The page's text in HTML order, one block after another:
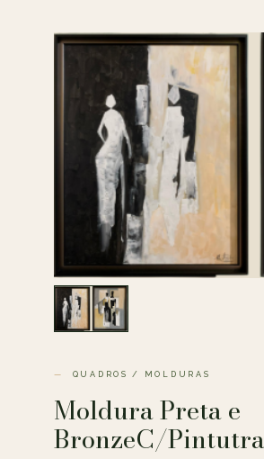
QUADROS / MOLDURAS
Moldura Preta e
BronzeC/